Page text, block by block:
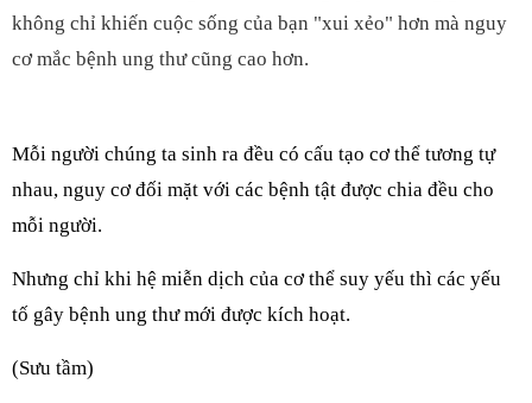
không chỉ khiến cuộc sống của bạn "xui xẻo" hơn mà nguy
cơ mắc bệnh ung thư cũng cao hơn.
Mỗi người chúng ta sinh ra đều có cấu tạo cơ thể tương tự
nhau, nguy cơ đối mặt với các bệnh tật được chia đều cho
mỗi người.
Nhưng chỉ khi hệ miễn dịch của cơ thể suy yếu thì các yếu
tố gây bệnh ung thư mới được kích hoạt.
(Sưu tầm)